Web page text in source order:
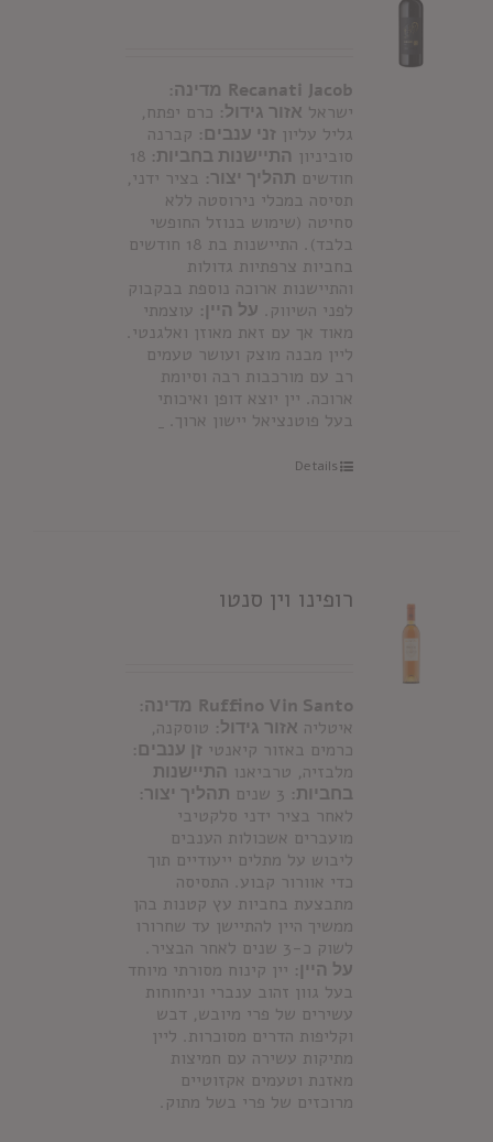
Recanati Jacob מדינה:
ישראל אזור גידול: כרם יפתח,
גליל עליון זני ענבים: קברנה
סוביניון התיישנות בחביות: 18
חודשים תהליך יצור: בציר ידני,
תסיסה במכלי נירוסטה ללא
סחיטה (שימוש בנוזל החופשי
בלבד). התיישנות בת 18 חודשים
בחביות צרפתיות גדולות
והתיישנות ארוכה נוספת בבקבוק
לפני השיווק. על היין: עוצמתי
מאוד אך עם זאת מאוזן ואלגנטי.
ליין מבנה מוצק ועושר טעמים
רב עם מורכבות רבה וסיומת
ארוכה. יין יוצא דופן ואיכותי
בעל פוטנציאל יישון ארוך.
Details
רופינו וין סנטו
Ruffino Vin Santo מדינה:
איטליה אזור גידול: טוסקנה,
כרמים באזור קיאנטי זן ענבים:
מלבזיה, טרביאנו התיישנות
בחביות:
תהליך יצור:
לאחר בציר ידני סלקטיבי
מועברים אשכולות הענבים
ליבוש על מתלים ייעודיים תוך
כדי אוורור קבוע. התסיסה
מתבצעת בחביות עץ קטנות בהן
ממשיך היין להתיישן עד שחרורו
לשוק כ-3 שנים לאחר הבציר.
על היין: יין קינוח מסורתי מיוחד
בעל גוון זהוב ענברי וניחוחות
עשירים של פרי מיובש, דבש
וקליפות הדרים מסוכרות. ליין
מתיקות עשירה עם חמיצות
מאזנת וטעמים אקזוטיים
מרוכזים של פרי בשל מתוק.